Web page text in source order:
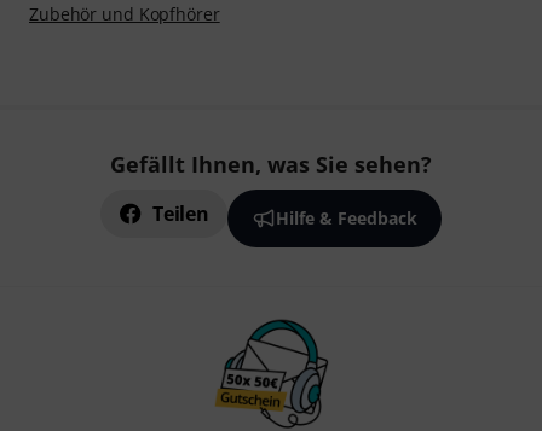
Zubehör und Kopfhörer
Gefällt Ihnen, was Sie sehen?
Teilen Hilfe & Feedback